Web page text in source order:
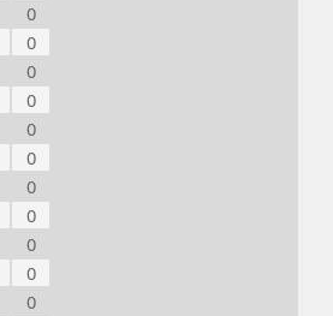
0
0
0
0
0
0
0
0
0
0
0